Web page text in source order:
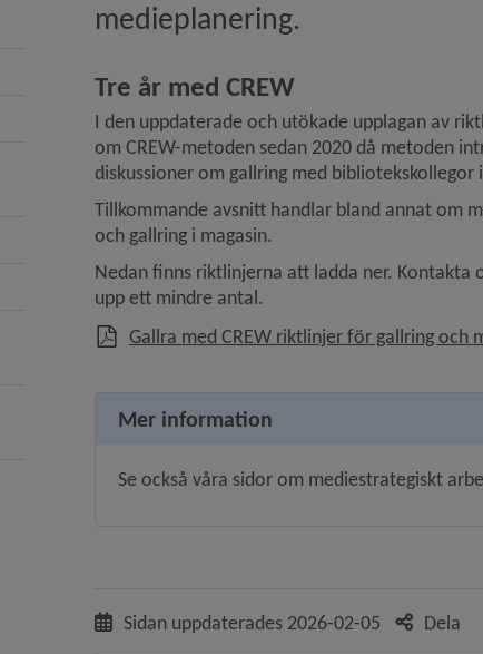
roll i tider av kris)
Uppdatera Biblioteksdatabasen!)
låna allt?)
Gallra med CREW – webbinarium)
artikeln Två minuter om oss – se vår nya film!)
- frågor från webbinariet)
medieplanering.
Tre år med CREW
I den uppdaterade och utökade upplagan av
om CREW-metoden sedan 2020 då metoden
diskussioner om gallring med bibliotekskollegor
Tillkommande avsnitt handlar bland annat om
och gallring i magasin.
Nedan finns riktlinjerna att ladda ner.
upp ett mindre antal.
Gallra med CREW riktlinjer för gallring och
Mer information
Se också våra sidor om mediestrategiskt
Sidan uppdaterades 2026-02-05 Dela